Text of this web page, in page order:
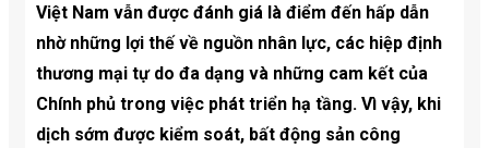
Việt Nam vẫn được đánh giá là điểm đến hấp dẫn
nhờ những lợi thế về nguồn nhân lực, các hiệp định
thương mại tự do đa dạng và những cam kết của
Chính phủ trong việc phát triển hạ tầng. Vì vậy, khi
dịch sớm được kiểm soát, bất động sản công